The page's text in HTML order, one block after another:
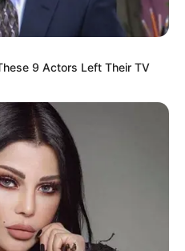
το πυρηνικό
για να
9 Actors Left Their TV